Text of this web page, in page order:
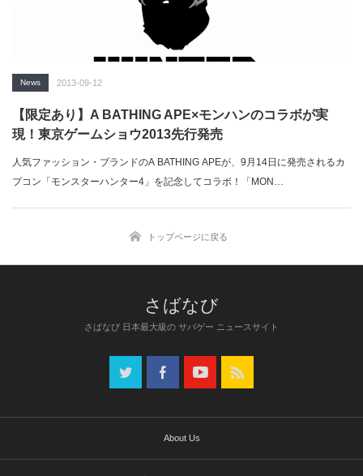
News 2013-09-12
【限定あり】A BATHING APE×モンハンのコラボが実
現！東京ゲームショウ2013先行発売
人気ファッション・ブランドのA BATHING APEが、9月14日に発売されるカ
プコン「モンスターハンター4」を記念してコラボ！「MON…
トップページに戻る
さばなび 日本最大級の サバゲー ニュースサイト
About Us